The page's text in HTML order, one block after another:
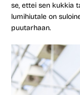
se, ettei sen kukkia
lumihiutale on
puutarhaan.